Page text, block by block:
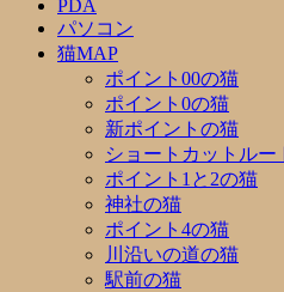
PDA
パソコン
猫MAP
ポイント00の猫
ポイント0の猫
新ポイントの猫
ショートカットルー
ポイント1と2の猫
神社の猫
ポイント4の猫
川沿いの道の猫
駅前の猫